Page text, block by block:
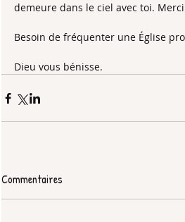
demeure dans le ciel avec toi.
Besoin de fréquenter une Église
Dieu vous bénisse.
Commentaires